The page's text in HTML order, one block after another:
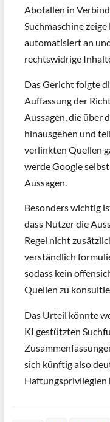
Abofallen in
Suchmaschine
automatisiert an
rechtswidrige
Das Gericht folgte
Auffassung der
Aussagen, die über
hinausgehen und
verlinkten Quellen
werde Google
Aussagen.
Besonders wichtig
dass Nutzer die
Regel nicht
verständlich
sodass kein
Quellen zu
Das Urteil könnte
KI gestützten
sich künftig also
Haftungsprivilegien